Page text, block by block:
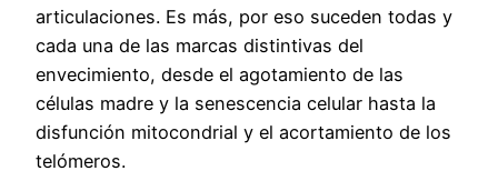
articulaciones. Es más, por eso suceden todas y
cada una de las marcas distintivas del
envecimiento, desde el agotamiento de las
células madre y la senescencia celular hasta la
disfunción mitocondrial y el acortamiento de los
telómeros.